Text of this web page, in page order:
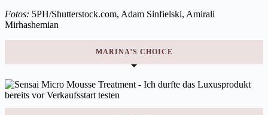
Fotos: 5PH/Shutterstock.com, Adam Sinfielski, Amirali
Mirhashemian
MARINA’S CHOICE